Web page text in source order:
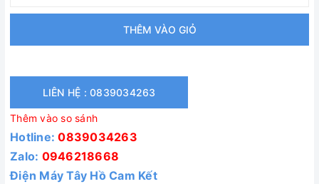
THÊM VÀO GIỎ
LIÊN HỆ : 0839034263
Thêm vào so sánh
Hotline:0839034263
Zalo: 0946218668
Điện Máy Tây Hồ Cam Kết